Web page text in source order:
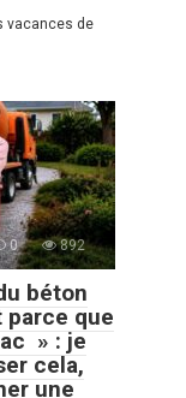
vacances de
0 892
béton
que
» : je
cela,
une